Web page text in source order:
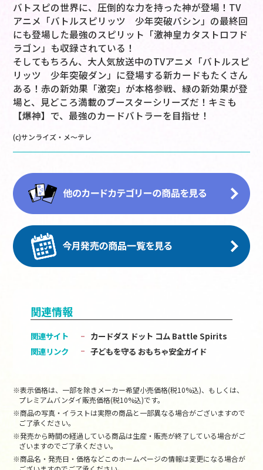
バトスピの世界に、圧倒的な力を持った神が登場！TV
アニメ「バトルスピリッツ 少年突破バシン」の最終回
にも登場した最強のスピリット「激神皇カタストロフド
ラゴン」も収録されている！
そしてもちろん、大人気放送中のTVアニメ「バトルスピ
リッツ 少年突破ダン」に登場する新カードもたくさん
ある！赤の新効果「激突」が本格参戦、緑の新効果が登
場と、見どころ満載のブースターシリーズだ！キミも
【爆神】で、最強のカードバトラーを目指せ！
(c)サンライズ・メ～テレ
関連情報
関連サイト カードダス ドット コム Battle Spirits
関連リンク
子どもを守る おもちゃ安全ガイド
※表示価格は、一部を除きメーカー希望小売価格(税10%込)、もしくは、
プレミアムバンダイ販売価格(税10%込)です。
※商品の写真・イラストは実際の商品と一部異なる場合がございますので
ご了承ください。
※発売から時間の経過している商品は生産・販売が終了している場合がご
ざいますのでご了承ください。
※商品名・発売日・価格などこのホームページの情報は変更になる場合が